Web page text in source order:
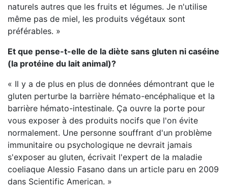
naturels autres que les fruits et légumes. Je n'utilise
même pas de miel, les produits végétaux sont
préférables. »
Et que pense-t-elle de la diète sans gluten ni caséine
(la protéine du lait animal)?
« Il y a de plus en plus de données démontrant que le
gluten perturbe la barrière hémato-encéphalique et la
barrière hémato-intestinale. Ça ouvre la porte pour
vous exposer à des produits nocifs que l'on évite
normalement. Une personne souffrant d'un problème
immunitaire ou psychologique ne devrait jamais
s'exposer au gluten, écrivait l'expert de la maladie
coeliaque Alessio Fasano dans un article paru en 2009
dans Scientific American. »